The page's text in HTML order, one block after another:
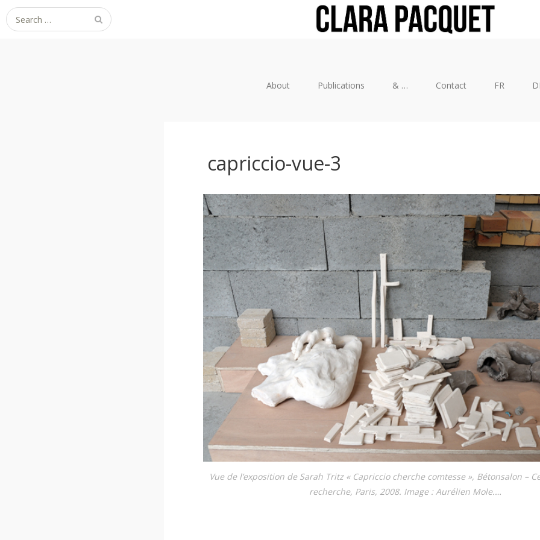
Search
for:
About Publications & … Contact FR
capriccio-vue-3
Vue de l’expo­si­tion de Sarah Tritz « Capriccio cher­che com­tesse », Bétonsalon –
recher­che, Paris, 2008. Image : Aurélien Mole.…